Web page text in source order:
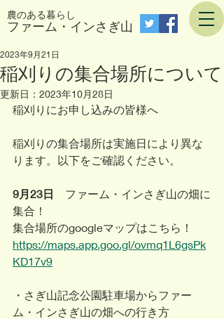
農のある暮らし
​ファーム・インさぎ山
稲刈りの集合場所について
2023年9月21日
更新日： 2023年10月28日
稲刈りにお申し込みの皆様へ
稲刈りの集合場所は実施日により異な
ります。以下をご確認ください。
9月23日
ファーム・インさぎ山の畑に
集合！
集合場所のgoogleマップはこちら！
https://maps.app.goo.gl/ovmq1L6gsPk
KD17v9
・さぎ山記念公園駐車場からファー
ム・インさぎ山の畑への行き方